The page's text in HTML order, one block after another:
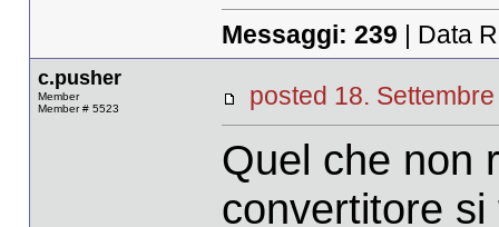
Messaggi: 239 | Data
c.pusher
Member
Member # 5523
posted 18.
Quel che non
convertitore